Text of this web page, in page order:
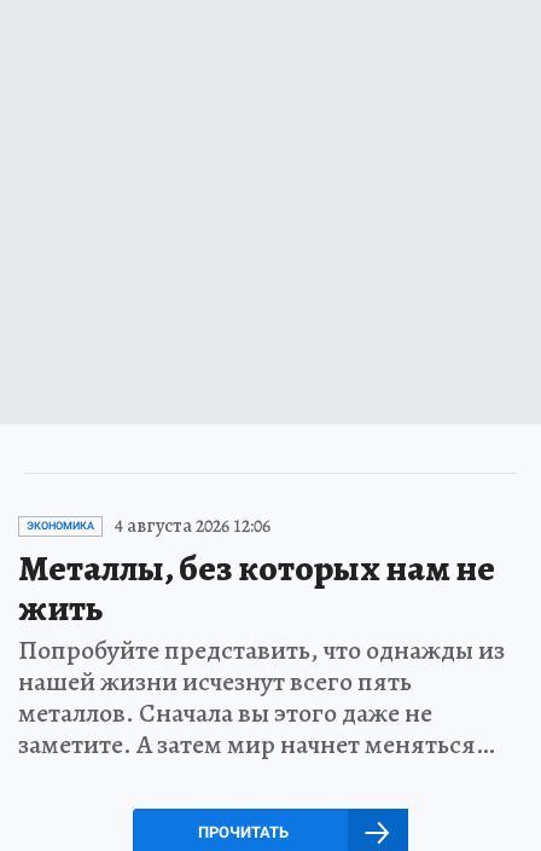
ЭКОНОМИКА 4 августа 2026 12:06
Металлы, без которых нам не
жить
Попробуйте представить, что однажды из
нашей жизни исчезнут всего пять
металлов. Сначала вы этого даже не
заметите. А затем мир начнет меняться…
ПРОЧИТАТЬ